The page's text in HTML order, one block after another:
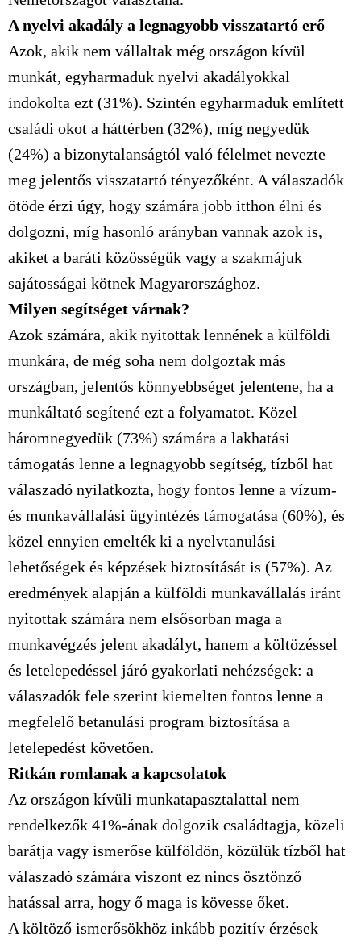
A nyelvi akadály a legnagyobb visszatartó erő
Azok, akik nem vállaltak még országon kívül
munkát, egyharmaduk nyelvi akadályokkal
indokolta ezt (31%). Szintén egyharmaduk említett
családi okot a háttérben (32%), míg negyedük
(24%) a bizonytalanságtól való félelmet nevezte
meg jelentős visszatartó tényezőként. A válaszadók
ötöde érzi úgy, hogy számára jobb itthon élni és
dolgozni, míg hasonló arányban vannak azok is,
akiket a baráti közösségük vagy a szakmájuk
sajátosságai kötnek Magyarországhoz.
Milyen segítséget várnak?
Azok számára, akik nyitottak lennének a külföldi
munkára, de még soha nem dolgoztak más
országban, jelentős könnyebbséget jelentene, ha a
munkáltató segítené ezt a folyamatot. Közel
háromnegyedük (73%) számára a lakhatási
támogatás lenne a legnagyobb segítség, tízből hat
válaszadó nyilatkozta, hogy fontos lenne a vízum-
és munkavállalási ügyintézés támogatása (60%), és
közel ennyien emelték ki a nyelvtanulási
lehetőségek és képzések biztosítását is (57%). Az
eredmények alapján a külföldi munkavállalás iránt
nyitottak számára nem elsősorban maga a
munkavégzés jelent akadályt, hanem a költözéssel
és letelepedéssel járó gyakorlati nehézségek: a
válaszadók fele szerint kiemelten fontos lenne a
megfelelő betanulási program biztosítása a
letelepedést követően.
Ritkán romlanak a kapcsolatok
Az országon kívüli munkatapasztalattal nem
rendelkezők 41%-ának dolgozik családtagja, közeli
barátja vagy ismerőse külföldön, közülük tízből hat
válaszadó számára viszont ez nincs ösztönző
hatással arra, hogy ő maga is kövesse őket.
A költöző ismerősökhöz inkább pozitív érzések